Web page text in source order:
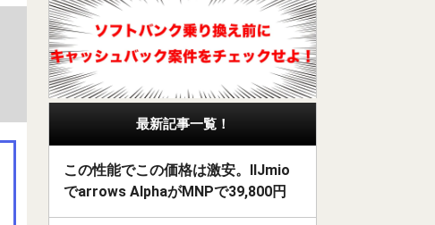
最新記事一覧！
この性能でこの価格は激安。IIJmio
でarrows AlphaがMNPで39,800円